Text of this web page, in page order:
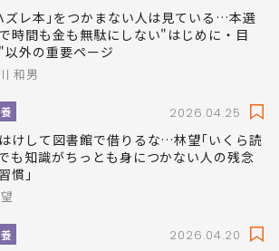
ズレ本｣をつかまない人は見ている…本選
時間も金も無駄にしない"はじめに・目
外の重要ページ
和男
2026.04.25
けして図書館で借りるな…林望｢いくら読
も知識がちっとも身につかない人の残念
慣｣
2026.04.20